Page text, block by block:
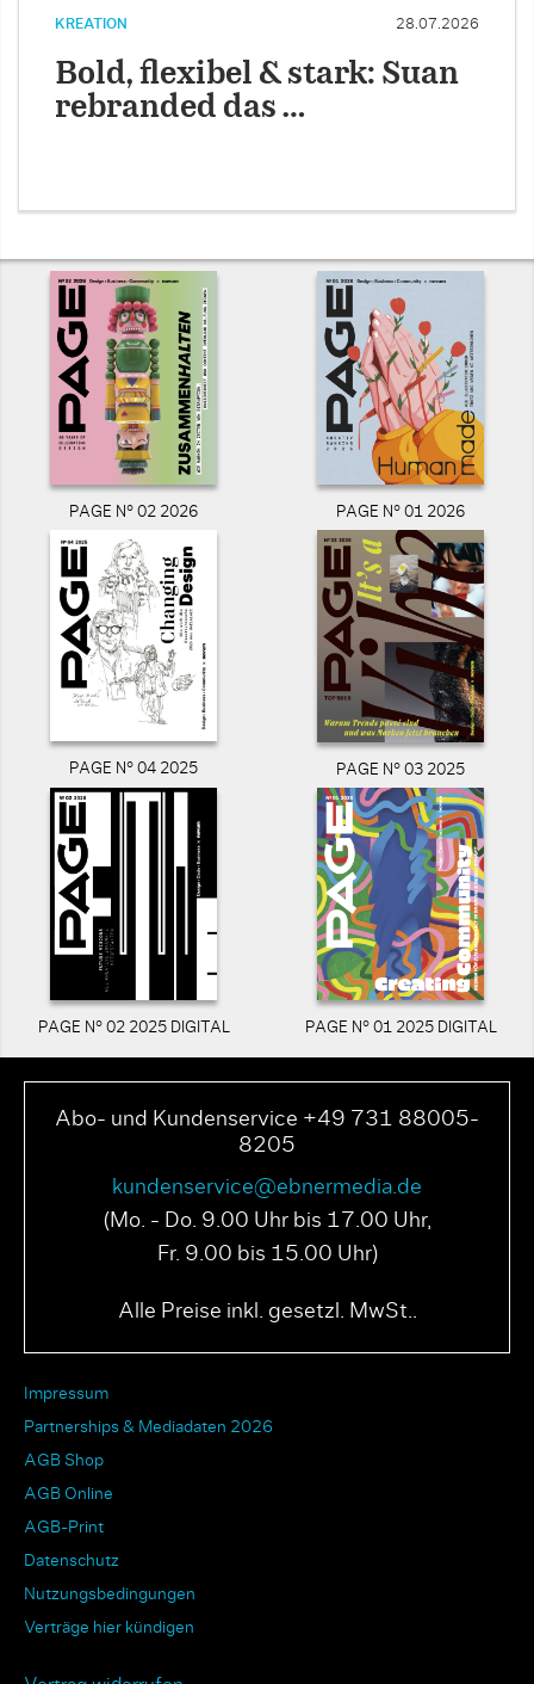
KREATION 28.07.2026
Bold, flexibel & stark: Suan
rebranded das …
PAGE N° 02 2026 PAGE N° 01 2026
PAGE N° 04 2025 PAGE N° 03 2025
PAGE N° 02 2025 DIGITAL PAGE N° 01 2025 DIGITAL
Abo- und Kundenservice +49 731 88005-
8205
kundenservice@ebnermedia.de
(Mo. - Do. 9.00 Uhr bis 17.00 Uhr,
Fr. 9.00 bis 15.00 Uhr)
Alle Preise inkl. gesetzl. MwSt..
Impressum
Partnerships & Mediadaten 2026
AGB Shop
AGB Online
AGB-Print
Datenschutz
Nutzungsbedingungen
Verträge hier kündigen